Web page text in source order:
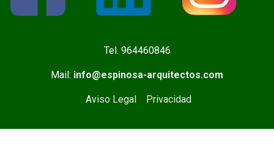
Tel. 964460846
Mail: info@espinosa-arquitectos.com
Aviso Legal Privacidad